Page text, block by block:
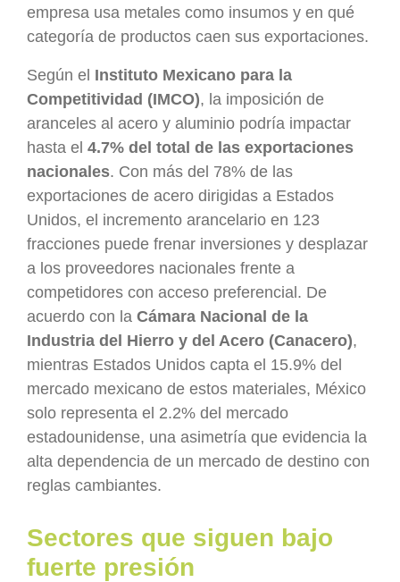
empresa usa metales como insumos y en qué
categoría de productos caen sus exportaciones.
Según el Instituto Mexicano para la
Competitividad (IMCO), la imposición de
aranceles al acero y aluminio podría impactar
hasta el 4.7% del total de las exportaciones
nacionales. Con más del 78% de las
exportaciones de acero dirigidas a Estados
Unidos, el incremento arancelario en 123
fracciones puede frenar inversiones y desplazar
a los proveedores nacionales frente a
competidores con acceso preferencial. De
acuerdo con la Cámara Nacional de la
Industria del Hierro y del Acero (Canacero),
mientras Estados Unidos capta el 15.9% del
mercado mexicano de estos materiales, México
solo representa el 2.2% del mercado
estadounidense, una asimetría que evidencia la
alta dependencia de un mercado de destino con
reglas cambiantes.
Sectores que siguen bajo
fuerte presión